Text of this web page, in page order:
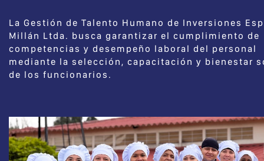
La Gestión de Talento Humano de Inversiones
Millán Ltda. busca garantizar el cumplimiento de
competencias y desempeño laboral del personal
mediante la selección, capacitación y bienestar
de los funcionarios.